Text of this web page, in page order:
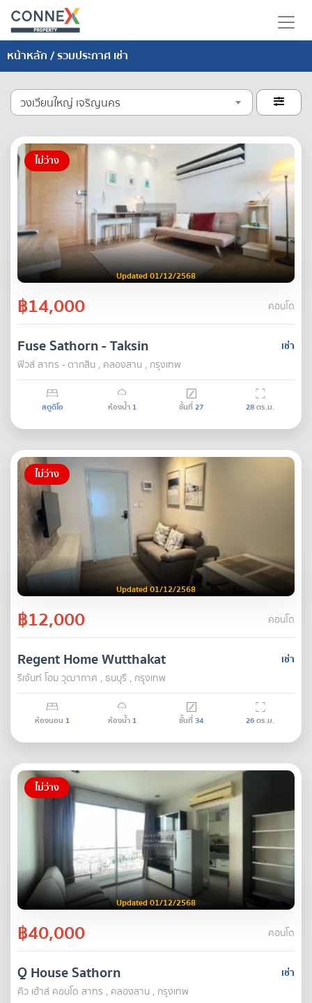
หน้าหลัก/ รวมประกาศ เช่า
วงเวียนใหญ่ เจริญนคร 
ไม่ว่าง
Updated 01/12/2568
฿14,000 คอนโด
เช่า
Fuse Sathorn - Taksin
ฟิวส์ สาทร - ตากสิน , คลองสาน , กรุงเทพ
สตูดิโอ ห้องน้ำ 1 ชั้นที่27 28ตร.ม.
ไม่ว่าง
Updated 01/12/2568
฿12,000 คอนโด
เช่า
Regent Home Wutthakat
รีเจ้นท์ โฮม วุฒากาศ , ธนบุรี , กรุงเทพ
ห้องนอน 1 ห้องน้ำ 1 ชั้นที่34 26ตร.ม.
ไม่ว่าง
Updated 01/12/2568
฿40,000 คอนโด
เช่า
Q House Sathorn
คิว เฮ้าส์ คอนโด สาทร , คลองสาน , กรุงเทพ